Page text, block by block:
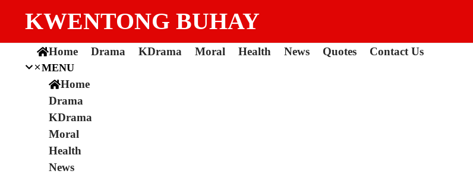
KWENTONG BUHAY
Home Drama KDrama Moral Health News Quotes Contact Us
MENU
Home
Drama
KDrama
Moral
Health
News